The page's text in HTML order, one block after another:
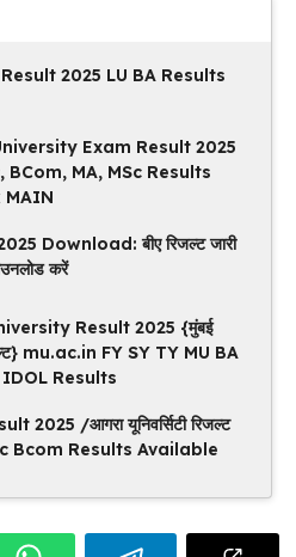
2025 LU BA Results
Exam Result 2025
BCom, MA, MSc Results
MAIN
Download: बीए रिजल्ट जारी
करें
Result 2025 {मुंबई
mu.ac.in FY SY TY MU BA
Results
2025 /आगरा यूनिवर्सिटी रिजल्ट
Bcom Results Available